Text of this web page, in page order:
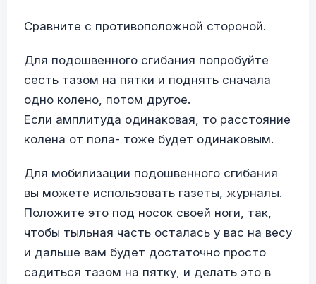
Сравните с противоположной стороной.
Для подошвенного сгибания попробуйте
сесть тазом на пятки и поднять сначала
одно колено, потом другое.
Если амплитуда одинаковая, то расстояние
колена от пола- тоже будет одинаковым.
Для мобилизации подошвенного сгибания
вы можете использовать газеты, журналы.
Положите это под носок своей ноги, так,
чтобы тыльная часть осталась у вас на весу
и дальше вам будет достаточно просто
садиться тазом на пятку, и делать это в